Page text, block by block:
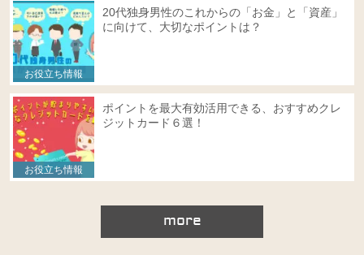
お役立ち情報
20代独身男性のこれからの「お金」と「資産」
に向けて、大切なポイントは？
お役立ち情報
ポイントを最大有効活用できる、おすすめクレ
ジットカード６選！
more